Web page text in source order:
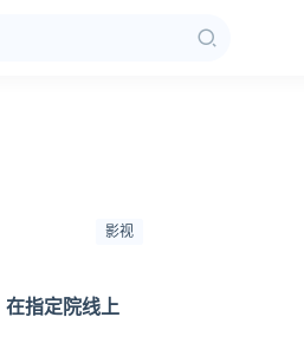
影视
指定院线上